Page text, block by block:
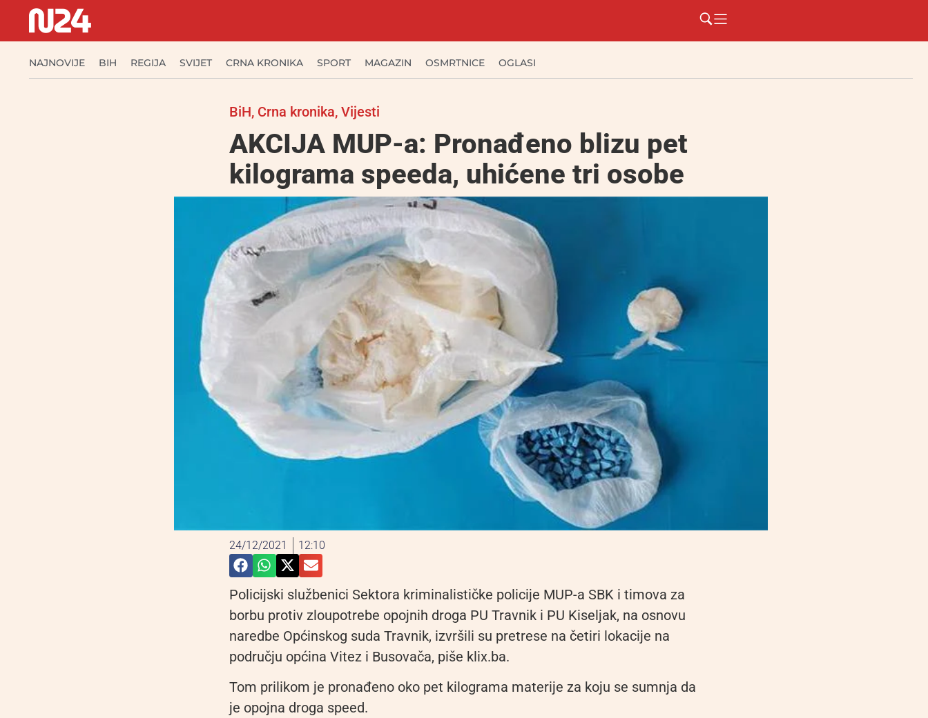
NAJNOVIJE BIH REGIJA SVIJET CRNA KRONIKA SPORT MAGAZIN OSMRTNICE OGLASI
BiH, Crna kronika, Vijesti
AKCIJA MUP-a: Pronađeno blizu pet
kilograma speeda, uhićene tri osobe
24/12/2021 12:10
Policijski službenici Sektora kriminalističke policije MUP-a SBK i timova za
borbu protiv zloupotrebe opojnih droga PU Travnik i PU Kiseljak, na osnovu
naredbe Općinskog suda Travnik, izvršili su pretrese na četiri lokacije na
području općina Vitez i Busovača, piše klix.ba.
Tom prilikom je pronađeno oko pet kilograma materije za koju se sumnja da
je opojna droga speed.